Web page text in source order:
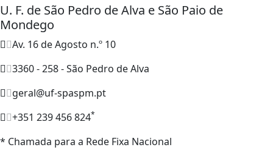
U. F. de São Pedro de Alva e São Paio de
Mondego
Av. 16 de Agosto n.º 10
3360 - 258 - São Pedro de Alva
geral@uf-spaspm.pt
+351 239 456 824*
* Chamada para a Rede Fixa Nacional